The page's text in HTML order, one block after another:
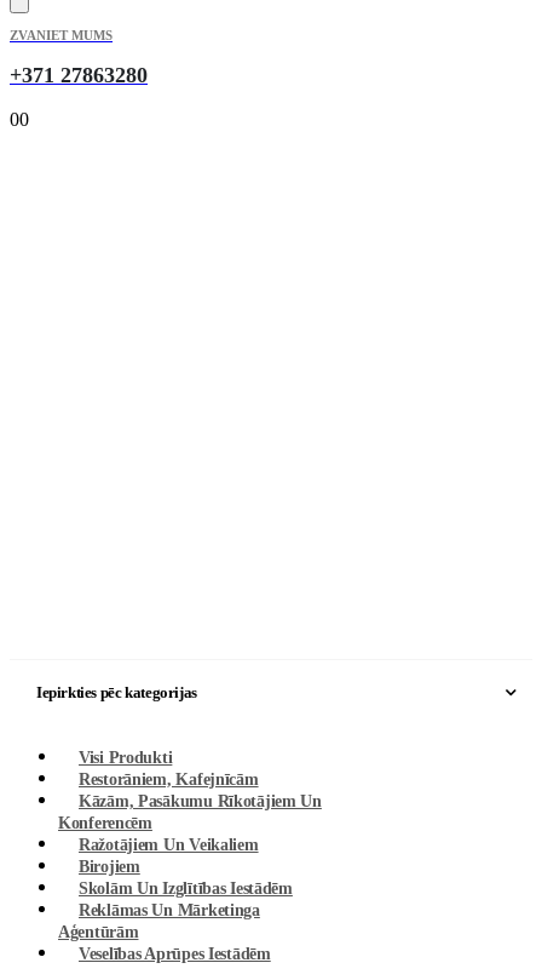
ZVANIET MUMS
+371 27863280
00
Iepirkties pēc kategorijas
Visi Produkti
Restorāniem, Kafejnīcām
Kāzām, Pasākumu Rīkotājiem Un
Konferencēm
Ražotājiem Un Veikaliem
Birojiem
Skolām Un Izglītības Iestādēm
Reklāmas Un Mārketinga
Aģentūrām
Veselības Aprūpes Iestādēm